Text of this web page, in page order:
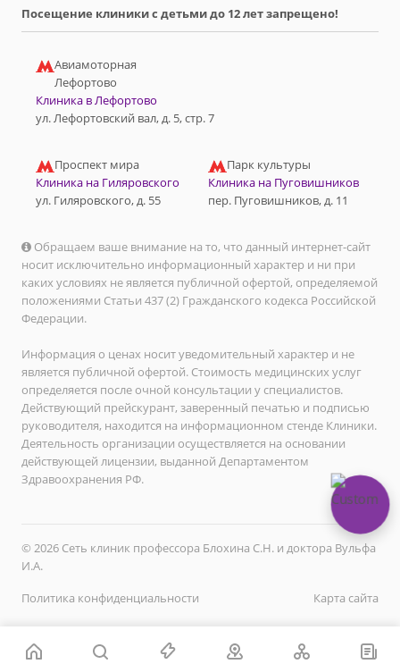
Посещение клиники с детьми до 12 лет запрещено!
Авиамоторная
Лефортово
Клиника в Лефортово
ул. Лефортовский вал, д. 5, стр. 7
Проспект мира
Клиника на Гиляровского
ул. Гиляровского, д. 55
Парк культуры
Клиника на Пуговишников
пер. Пуговишников, д. 11
Обращаем ваше внимание на то, что данный интернет-сайт
носит исключительно информационный характер и ни при
каких условиях не является публичной офертой, определяемой
положениями Статьи 437 (2) Гражданского кодекса Российской
Федерации.
Информация о ценах носит уведомительный характер и не
является публичной офертой. Стоимость медицинских услуг
определяется после очной консультации у специалистов.
Действующий прейскурант, заверенный печатью и подписью
руководителя, находится на информационном стенде Клиники.
Деятельность организации осуществляется на основании
действующей лицензии, выданной Департаментом
Здравоохранения РФ.
© 2026 Сеть клиник профессора Блохина С.Н. и доктора Вульфа
И.А.
Политика конфиденциальности
Карта сайта